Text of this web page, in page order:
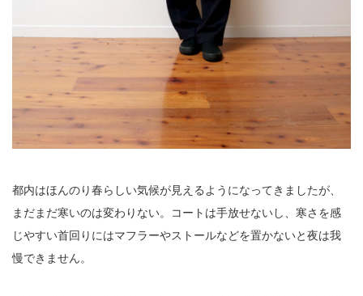
都内はほんのり春らしい気候が見えるようになってきましたが、
まだまだ寒いのは変わりない。コートは手放せないし、寒さを感
じやすい首回りにはマフラーやストールなどを置かないと夜は我
慢できません。